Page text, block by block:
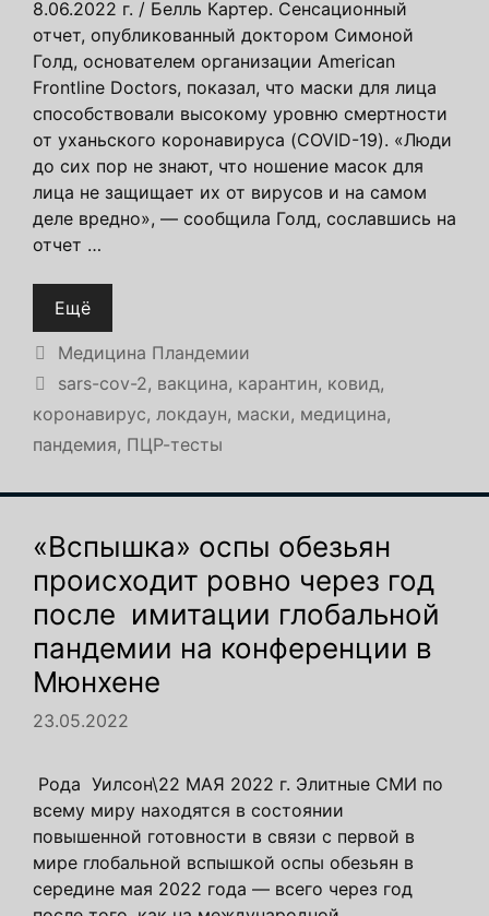
8.06.2022 г. / Белль Картер. Сенсационный
отчет, опубликованный доктором Симоной
Голд, основателем организации American
Frontline Doctors, показал, что маски для лица
способствовали высокому уровню смертности
от уханьского коронавируса (COVID-19). «Люди
до сих пор не знают, что ношение масок для
лица не защищает их от вирусов и на самом
деле вредно», — сообщила Голд, сославшись на
отчет …
Ещё
Рубрики
Медицина Пландемии
Метки
sars-cov-2, вакцина, карантин, ковид,
коронавирус, локдаун, маски, медицина,
пандемия, ПЦР-тесты
«Вспышка» оспы обезьян
происходит ровно через год
после имитации глобальной
пандемии на конференции в
Мюнхене
23.05.2022
Рода Уилсон\22 МАЯ 2022 г. Элитные СМИ по
всему миру находятся в состоянии
повышенной готовности в связи с первой в
мире глобальной вспышкой оспы обезьян в
середине мая 2022 года — всего через год